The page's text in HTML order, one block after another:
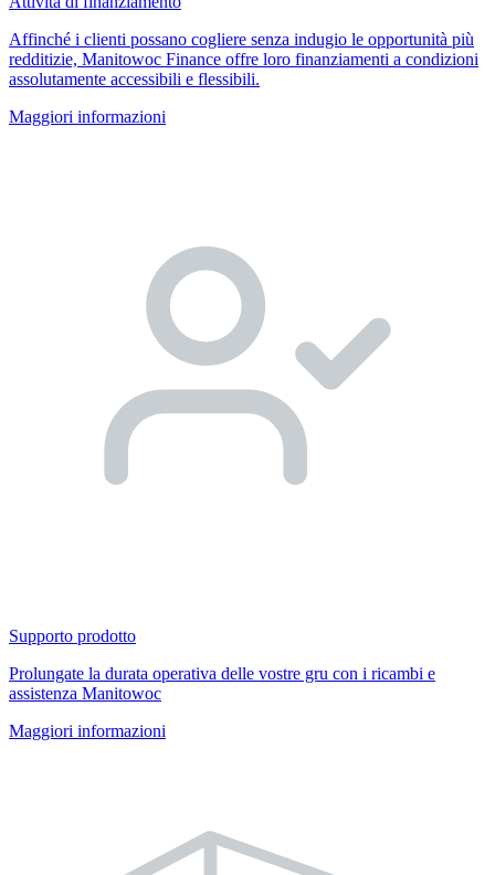
Affinché i clienti possano cogliere senza indugio le opportunità più
redditizie, Manitowoc Finance offre loro finanziamenti a condizioni
assolutamente accessibili e flessibili.
Maggiori informazioni
Supporto prodotto
Prolungate la durata operativa delle vostre gru con i ricambi e
assistenza Manitowoc
Maggiori informazioni